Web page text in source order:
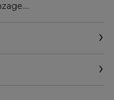
naturelle, il est